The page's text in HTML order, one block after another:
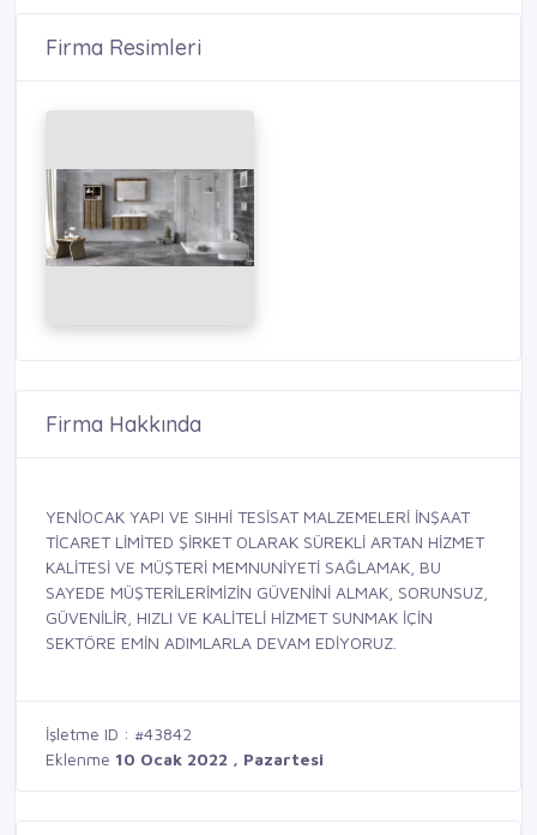
Firma Resimleri
Firma Hakkında
YENİOCAK YAPI VE SIHHİ TESİSAT MALZEMELERİ İNŞAAT
TİCARET LİMİTED ŞİRKET OLARAK SÜREKLİ ARTAN HİZMET
KALİTESİ VE MÜŞTERİ MEMNUNİYETİ SAĞLAMAK, BU
SAYEDE MÜŞTERİLERİMİZİN GÜVENİNİ ALMAK, SORUNSUZ,
GÜVENİLİR, HIZLI VE KALİTELİ HİZMET SUNMAK İÇİN
SEKTÖRE EMİN ADIMLARLA DEVAM EDİYORUZ.
İşletme ID : #43842
Eklenme 10 Ocak 2022 , Pazartesi